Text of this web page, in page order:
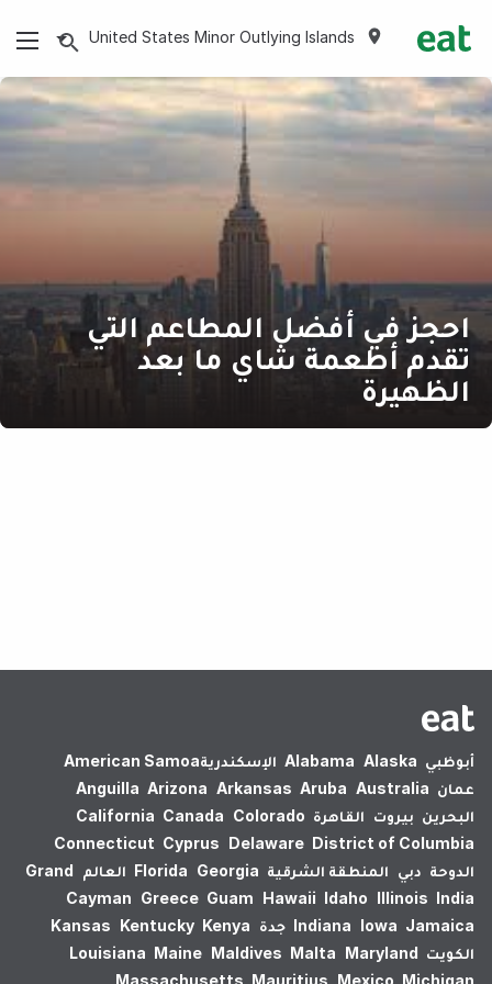
United States Minor Outlying Islands
احجز في أفضل المطاعم التي
تقدم أطعمة شاي ما بعد
الظهيرة
أبوظبي Alabama Alaska الإسكندرية‎American Samoa
عمان
Anguilla Arizona Arkansas Aruba Australia
البحرين بيروت القاهرة California Canada Colorado
Connecticut Cyprus Delaware District of Columbia
الدوحة دبي المنطقة الشرقية Florida Georgia العالم
Grand
Cayman Greece Guam Hawaii Idaho Illinois India
Indiana Iowa Jamaica جدة Kansas Kentucky Kenya
الكويت
Louisiana Maine Maldives Malta Maryland